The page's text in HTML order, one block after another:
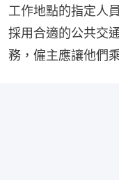
工作地點的指定人
採用合適的公共交
務，僱主應讓他們